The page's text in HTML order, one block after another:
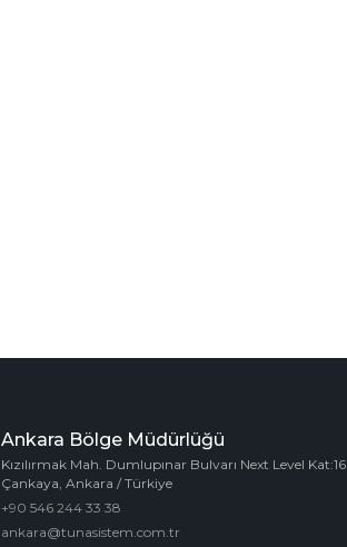
Ankara Bölge Müdürlüğü
Kızılırmak Mah. Dumlupınar Bulvarı Next Level Kat:16
Çankaya, Ankara / Türkiye
+90 546 244 33 38
ankara@tunasistem.com.tr